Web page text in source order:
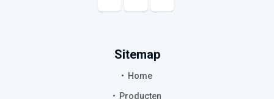
Sitemap
Home
Producten